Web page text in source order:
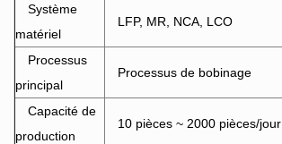
Système
matériel
LFP, MR, NCA, LCO
Processus
principal
Processus de bobinage
Capacité de
production
10 pièces ~ 2000 pièces/jour